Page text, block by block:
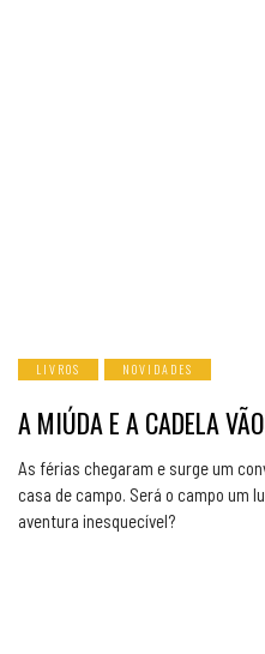
LIVROS NOVIDADES
A MIÚDA E A CADELA
As férias chegaram e surge um
casa de campo. Será o campo um
aventura inesquecível?